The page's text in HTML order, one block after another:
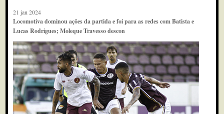
21 jan 2024
Locomotiva dominou ações da partida e foi para as redes com Batista e
Lucas Rodrigues; Moleque Travesso descon